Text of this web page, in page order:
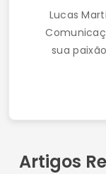
Aplicativos